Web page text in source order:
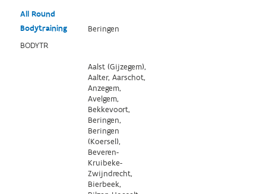
All Round
Bodytraining
BODYTR
Beringen
Aalst (Gijzegem),
Aalter, Aarschot,
Anzegem,
Avelgem,
Bekkevoort,
Beringen,
Beringen
(Koersel),
Beveren-
Kruibeke-
Zwijndrecht,
Bierbeek,